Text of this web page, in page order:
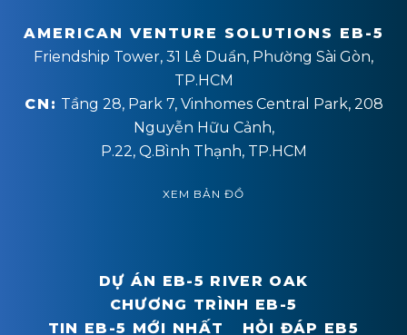
AMERICAN VENTURE SOLUTIONS EB-5
Friendship Tower, 31 Lê Duẩn, Phường Sài Gòn,
TP.HCM
CN: Tầng 28, Park 7, Vinhomes Central Park, 208
Nguyễn Hữu Cảnh,
P.22, Q.Bình Thạnh, TP.HCM
XEM BẢN ĐỒ
DỰ ÁN EB-5 RIVER OAK
CHƯƠNG TRÌNH EB-5
TIN EB-5 MỚI NHẤT
HỎI ĐÁP EB5